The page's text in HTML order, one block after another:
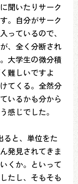
聞いたりサーク
。自分がサーク
っているので、
、全く分断され
大学生の微分積
難しいですよ
てくる。全然分
いるかも分から
感じでした。
ると、単位をた
発見されてきま
くか。といって
たし、そもそも